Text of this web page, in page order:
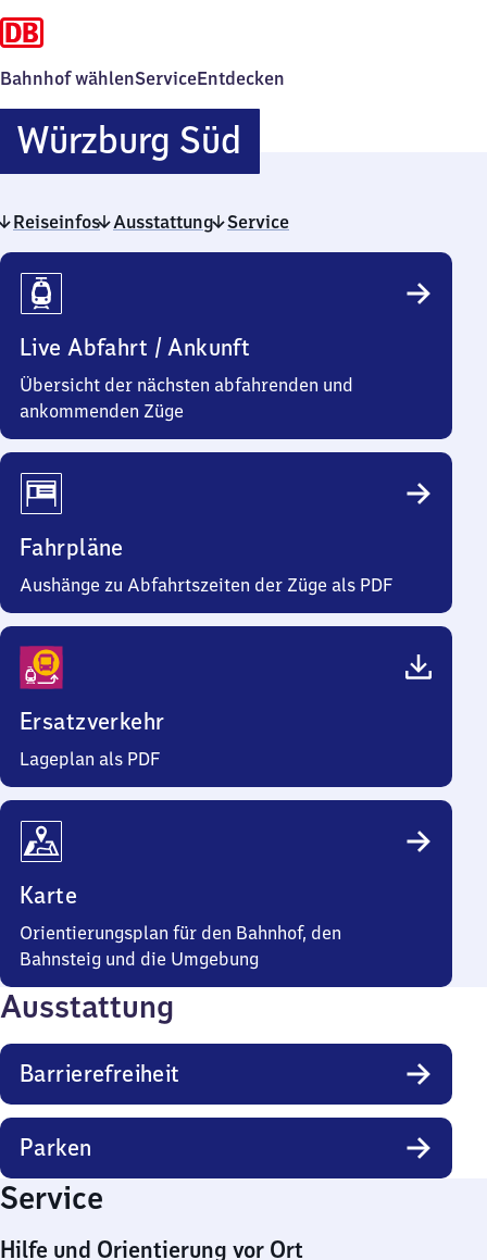
Bahnhof wählenServiceEntdecken
Würzburg Süd
Süd
Reiseinfos Ausstattung Service
Reiseinfos
Live Abfahrt / Ankunft
Übersicht der nächsten abfahrenden und
ankommenden Züge
Fahrpläne
Aushänge zu Abfahrtszeiten der Züge als PDF
Ersatzverkehr
Lageplan als PDF
Karte
Orientierungsplan für den Bahnhof, den
Bahnsteig und die Umgebung
Ausstattung
Barrierefreiheit
Parken
Service
Hilfe und Orientierung vor Ort